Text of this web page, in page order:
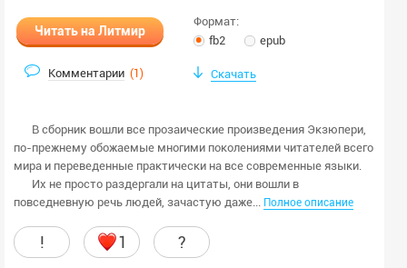
Читать на Литмир
Комментарии (1)
Формат:
fb2
epub
Скачать
В сборник вошли все прозаические произведения Экзюпери,
по-прежнему обожаемые многими поколениями читателей всего
мира и переведенные практически на все современные языки.
Их не просто раздергали на цитаты, они вошли в
повседневную речь людей, зачастую даже...
Полное описание
! 1 ?